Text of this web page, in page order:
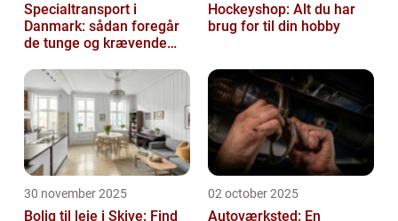
Specialtransport i
Danmark: sådan foregår
de tunge og krævende
Hockeyshop: Alt du har
brug for til din hobby
30 november 2025
Bolig til leje i Skive: Find
02 october 2025
Autoværksted: En